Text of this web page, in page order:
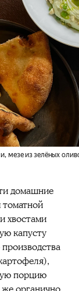
мезе из зелёных
домашние
хвостами
капусту
порцию